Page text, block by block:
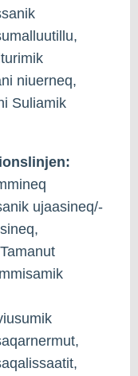
niuerneq,
Suliamik
ujaasineq/-